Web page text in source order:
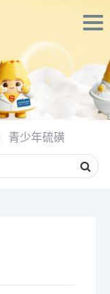
青少年硫磺